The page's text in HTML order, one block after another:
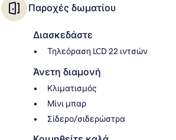
Παροχές δωματίου
Διασκεδάστε
Τηλεόραση LCD 22 ιντσών
Άνετη διαμονή
Κλιματισμός
Μίνι μπαρ
Σίδερο/σιδερώστρα